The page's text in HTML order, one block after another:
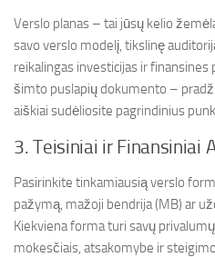
Verslo planas – tai jūsų kelio
savo verslo modelį, tikslinę
reikalingas investicijas ir
šimto puslapių dokumento –
aiškiai sudėliosite pagrindinius
3. Teisiniai ir Finansiniai
Pasirinkite tinkamiausią verslo
pažymą, mažoji bendrija (MB) ar
Kiekviena forma turi savų
mokesčiais, atsakomybe ir